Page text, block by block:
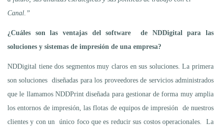
Canal.”
¿Cuáles son las ventajas del software de NDDigital para las
soluciones y sistemas de impresión de una empresa?
NDDigital tiene dos segmentos muy claros en sus soluciones. La primera
son soluciones diseñadas para los proveedores de servicios administrados
que le llamamos NDDPrint diseñada para gestionar de forma muy amplia
los entornos de impresión, las flotas de equipos de impresión de nuestros
clientes y con un único foco que es reducir sus costos operacionales. La